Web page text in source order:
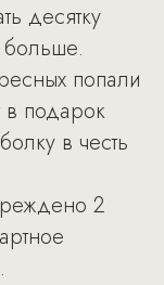
десятку
больше.
попали
в подарок
в честь
2